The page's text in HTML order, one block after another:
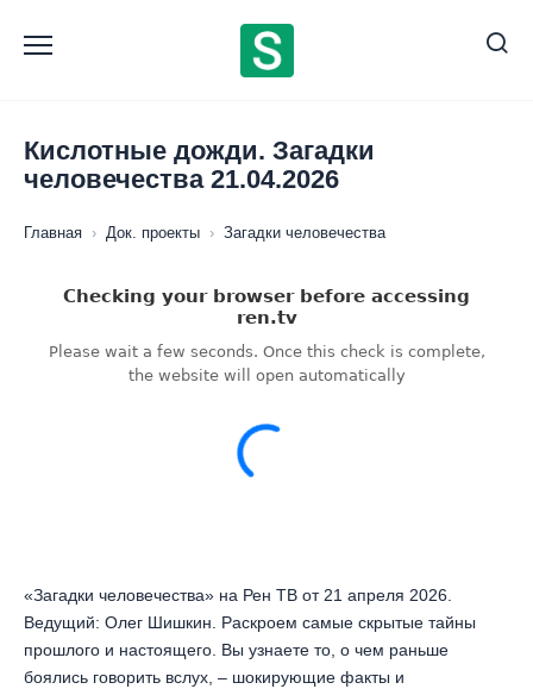
содержанию
Кислотные дожди. Загадки
человечества 21.04.2026
Главная › Док. проекты › Загадки человечества
«Загадки человечества» на Рен ТВ от 21 апреля 2026.
Ведущий: Олег Шишкин. Раскроем самые скрытые тайны
прошлого и настоящего. Вы узнаете то, о чем раньше
боялись говорить вслух, – шокирующие факты и